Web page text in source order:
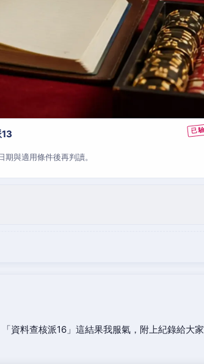
與適用條件後再判讀。
資料查核派16」這結果我服氣，附上紀錄給大家